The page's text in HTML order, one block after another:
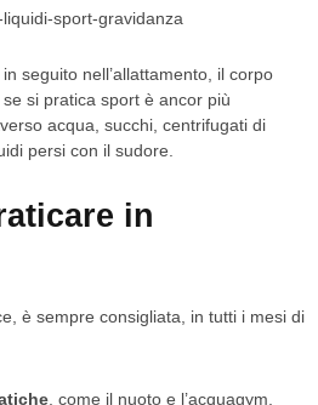
seguito nell’allattamento, il corpo
se si pratica sport è ancor più
acqua, succhi, centrifugati di
persi con il sudore.
in
è sempre consigliata, in tutti i mesi di
, come il nuoto e l’acquagym,